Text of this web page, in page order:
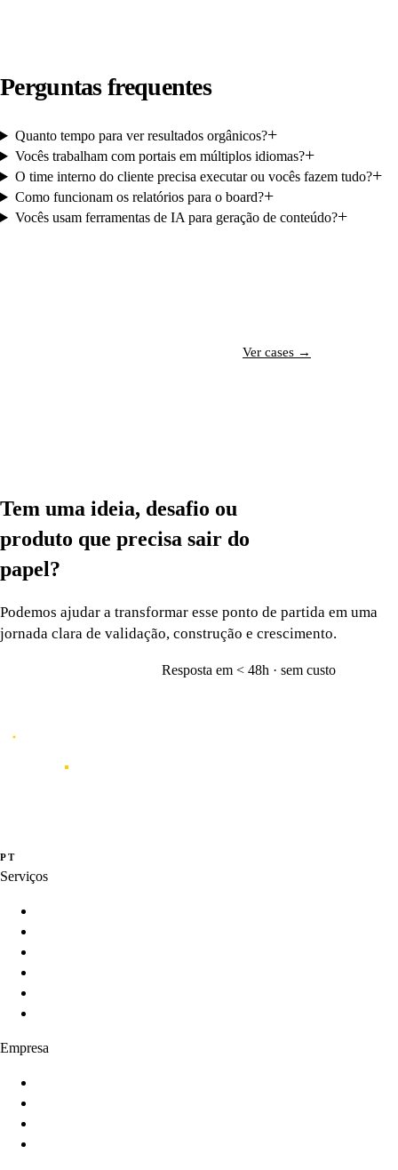
Perguntas frequentes
Quanto tempo para ver resultados orgânicos?+
Vocês trabalham com portais em múltiplos idiomas?+
O time interno do cliente precisa executar ou vocês fazem tudo?+
Como funcionam os relatórios para o board?+
Vocês usam ferramentas de IA para geração de conteúdo?+
Ver cases →
Tem uma ideia, desafio ou
produto que precisa sair do
papel?
Podemos ajudar a transformar esse ponto de partida em uma
jornada clara de validação, construção e crescimento.
Resposta em < 48h · sem custo
PT
Serviços
Empresa